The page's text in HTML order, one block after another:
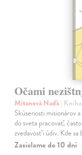
Očami
Mitanová Naďa| Kniha
Skúsenosti misionárov
do sveta pracovať,
zvedavosť i údiv. Kde
Zasielame do 10 dní